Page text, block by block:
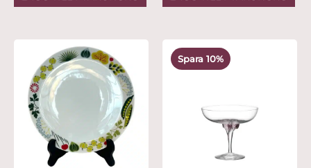
Spara 10%
ursprungliganuvarande
priset